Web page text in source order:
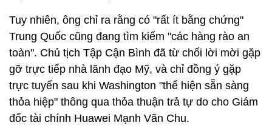
Tuy nhiên, ông chỉ ra rằng có "rất ít bằng chứng"
Trung Quốc cũng đang tìm kiếm "các hàng rào an
toàn". Chủ tịch Tập Cận Bình đã từ chối lời mời gặp
gỡ trực tiếp nhà lãnh đạo Mỹ, và chỉ đồng ý gặp
trực tuyến sau khi Washington "thể hiện sẵn sàng
thỏa hiệp" thông qua thỏa thuận trả tự do cho Giám
đốc tài chính Huawei Mạnh Vãn Chu.